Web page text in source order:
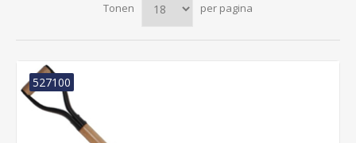
Tonen per pagina
527100